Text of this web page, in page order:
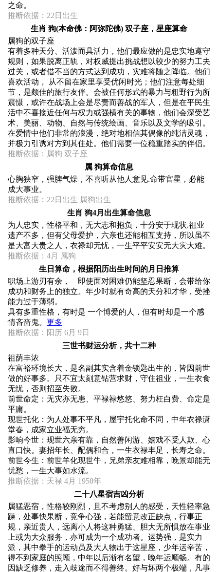
之命。
推断依据：22日出生
生肖 狗(本命佛：阿弥陀佛) 双子座，星座算命
属狗的双子座
有着多种天分、活泼而具活力，他们最应做的是忠实地遵守
规则，如果脱离正轨，对权威提出挑战想以较少的努力工夫
过关，或者借不当的方式达到成功，灾难将随之降临。他们
喜欢活动， 从不留在家里享受优闲时光；他们注意每处细
节，是颇佳的旅行友伴。会被任何形式的暴力与粗野行为所
震慑，或许在战场上会是尽责而善战的军人，但是在平民生
活中不喜接近任何与权力或强横有关的事物，他们会深受艺
术、美丽、动物、自然与传统绘画、音乐以及文学的吸引。
在爱情中他们非常的浪漫，绝对地相信其偶像的纯洁灵魂，
并极力引诱对方到其住处。他们需要一位稳重踏实的伴侣。
推断依据：属狗 双子座
属 狗算命信息
心胸狭窄，强脾气燥，不喜听从他人意见.命带官星，必能
成大事业。
推断依据：22日出生 属狗出生
生肖 狗4月出生算命信息
为人忠实，性格平和，无大志和抱负，十分安于现状.祖业
遗产不多，但有父母爱护，六亲也还能相互支持，所以虽不
是大富大贵之人，衣禄却无忧，一生平平安安无大灾大难。
推断依据：4月 属狗
生日算命，根据阳历出生时间的月日推算
职场上游刃有余， 即使面对困难仍能坚忍果断，会带给你
成功和财务上的独立。年少时就有奇高的天分和才华，受挫
能力过于薄弱。
具有多重性格，有时是 一个博爱的人，但有时却是一个感
情吝啬鬼。 更多
推断依据：阳历 6月 9日
三世书财运分析，共十二种
祖荫丰浓
在富裕环境长大，是名副其实含着金锁匙出生的，皆因前世
做的好事多。只不宜太刻意钻营求财，守住祖业，一生衣食
无忧，否则招至失败。
前世命定：无灾亦无患、平禄禄悠悠、努力枉白费、命定是
平庸。
现世托化：为人处事不平凡，屋宇托化命不同，中年衣禄潇
堂春，成家立业福无穷。
影响今世：现世六亲有靠，自然善闲游、嬉戏不受人欺、心
直口快。妻招年长、配偶和合，一生衣禄丰足，长寿之命。
前世今生：前世羊化现世牛，兄弟亲友难相靠，晚景却能无
忧愁，一生大事如水流。
推断依据：天禄 4月 1958年
二十八星宿吉凶分析
属猛恶宿，性格较刚烈，且不考虑别人的感受，天性轻率急
躁，处事快果断，竞争心强，若能留意改正缺点，行事正
规，亲近贵人，远离小人将这种勇猛、胆大无所惧放在事业
上或为大众服务，亦可成为一个成功者。运势强，是实力
派，其中拳手的运动员及大人物出于这星座，少年运辛苦，
得不到家庭的照顾，中年以后渐有名望，晚年运顺畅。有的
因缺乏修养，走入歧途而不得善终。好与坏两个极端，凡事